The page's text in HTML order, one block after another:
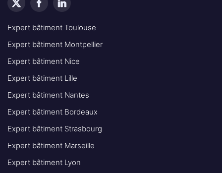
Expert bâtiment Toulouse
Expert bâtiment Montpellier
Expert bâtiment Nice
Expert bâtiment Lille
Expert bâtiment Nantes
Expert bâtiment Bordeaux
Expert bâtiment Strasbourg
Expert bâtiment Marseille
Expert bâtiment Lyon